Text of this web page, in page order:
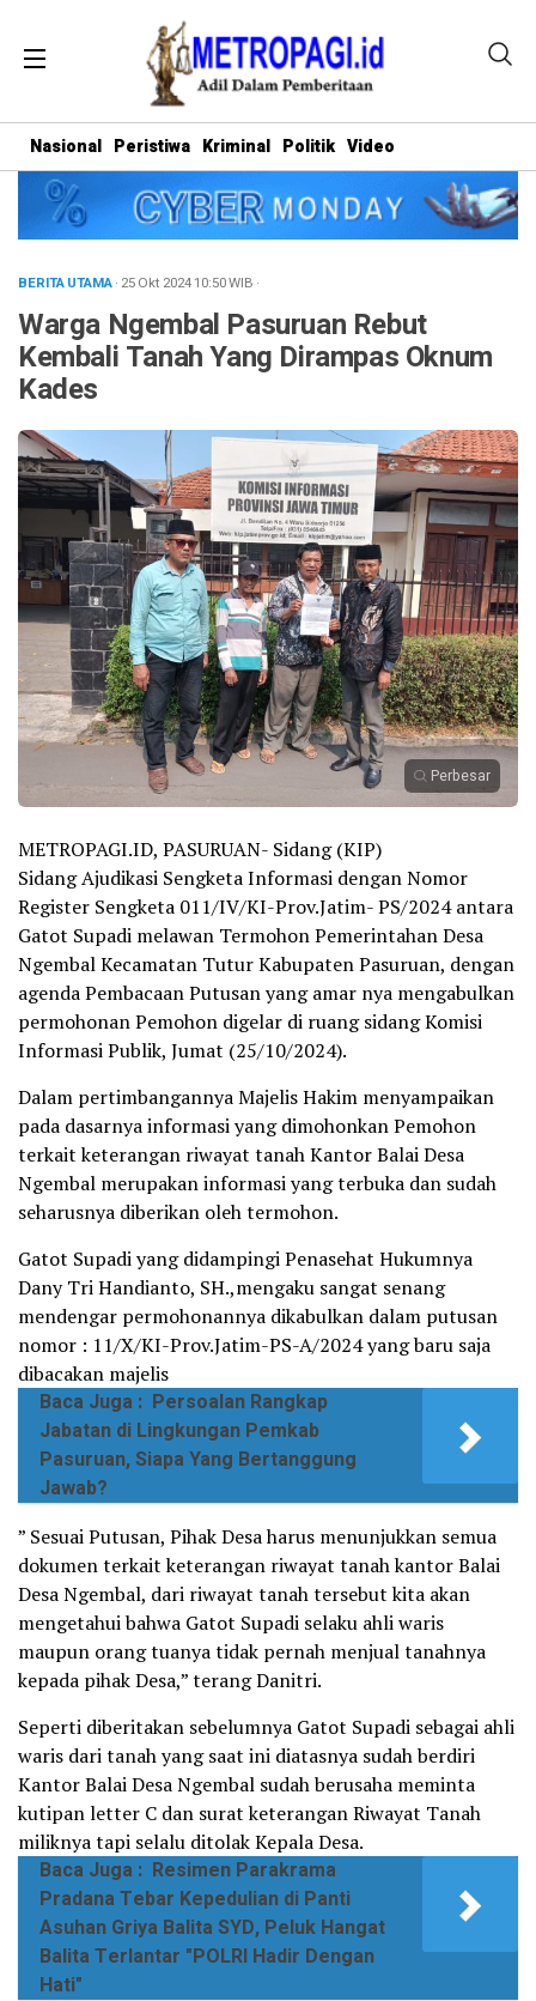
Nasional Peristiwa Kriminal Politik Video
BERITA UTAMA· 25 Okt 202410:50WIB ·
Warga Ngembal Pasuruan Rebut
Kembali Tanah Yang Dirampas Oknum
Kades
Perbesar
METROPAGI.ID, PASURUAN- Sidang (KIP)
Sidang Ajudikasi Sengketa Informasi dengan Nomor
Register Sengketa 011/IV/KI-Prov.Jatim- PS/2024 antara
Gatot Supadi melawan Termohon Pemerintahan Desa
Ngembal Kecamatan Tutur Kabupaten Pasuruan, dengan
agenda Pembacaan Putusan yang amar nya mengabulkan
permohonan Pemohon digelar di ruang sidang Komisi
Informasi Publik, Jumat (25/10/2024).
Dalam pertimbangannya Majelis Hakim menyampaikan
pada dasarnya informasi yang dimohonkan Pemohon
terkait keterangan riwayat tanah Kantor Balai Desa
Ngembal merupakan informasi yang terbuka dan sudah
seharusnya diberikan oleh termohon.
Gatot Supadi yang didampingi Penasehat Hukumnya
Dany Tri Handianto, SH.,mengaku sangat senang
mendengar permohonannya dikabulkan dalam putusan
nomor : 11/X/KI-Prov.Jatim-PS-A/2024 yang baru saja
dibacakan majelis
Baca Juga : Persoalan Rangkap
Jabatan di Lingkungan Pemkab
Pasuruan, Siapa Yang Bertanggung
Jawab?
” Sesuai Putusan, Pihak Desa harus menunjukkan semua
dokumen terkait keterangan riwayat tanah kantor Balai
Desa Ngembal, dari riwayat tanah tersebut kita akan
mengetahui bahwa Gatot Supadi selaku ahli waris
maupun orang tuanya tidak pernah menjual tanahnya
kepada pihak Desa,” terang Danitri.
Seperti diberitakan sebelumnya Gatot Supadi sebagai ahli
waris dari tanah yang saat ini diatasnya sudah berdiri
Kantor Balai Desa Ngembal sudah berusaha meminta
kutipan letter C dan surat keterangan Riwayat Tanah
miliknya tapi selalu ditolak Kepala Desa.
Baca Juga : Resimen Parakrama
Pradana Tebar Kepedulian di Panti
Asuhan Griya Balita SYD, Peluk Hangat
Balita Terlantar "POLRI Hadir Dengan
Hati"